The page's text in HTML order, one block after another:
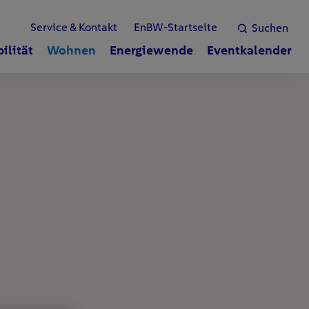
Suchen
Service & Kontakt EnBW-Startseite
Wohnen Energiewende Eventkalender